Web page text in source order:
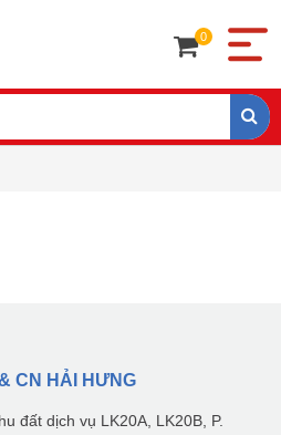
0
CN HẢI HƯNG
đất dịch vụ LK20A, LK20B, P.